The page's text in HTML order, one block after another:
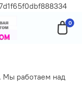
0
Мы работаем над